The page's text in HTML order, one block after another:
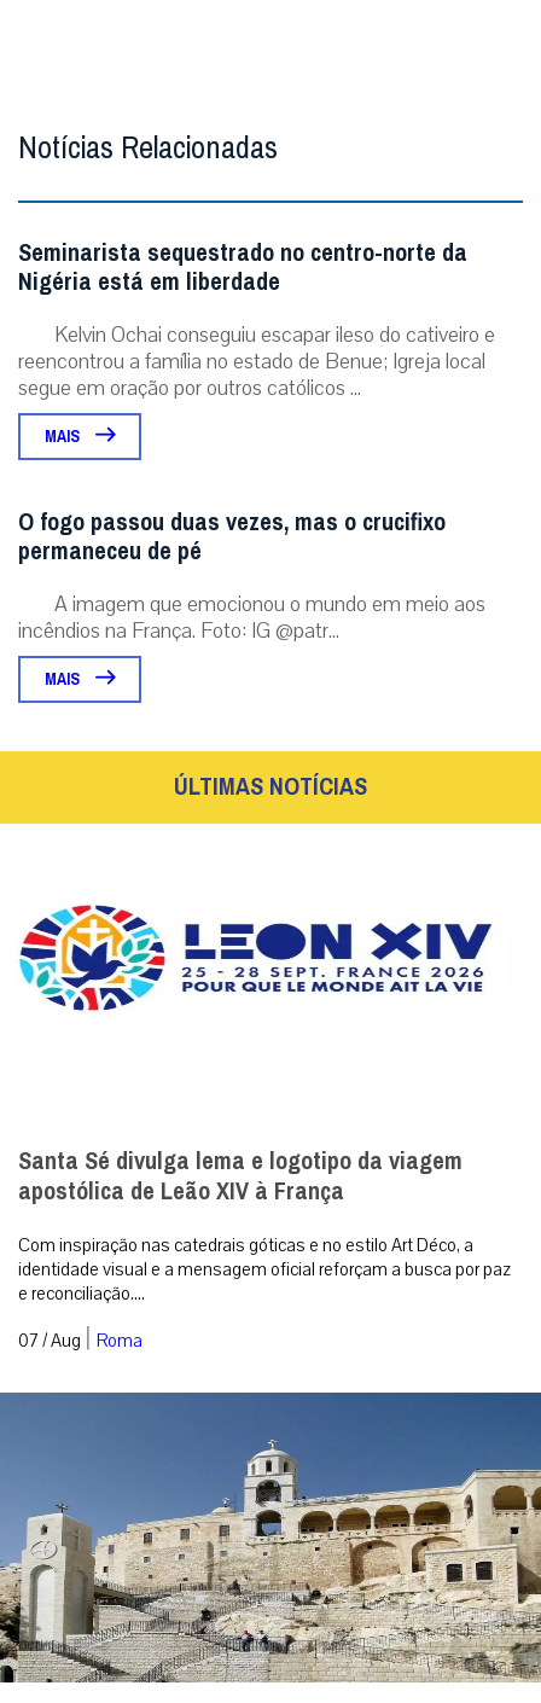
Notícias Relacionadas
Seminarista sequestrado no centro-norte da
Nigéria está em liberdade
Kelvin Ochai conseguiu escapar ileso do cativeiro e
reencontrou a família no estado de Benue; Igreja local
segue em oração por outros católicos ...
MAIS
O fogo passou duas vezes, mas o crucifixo
permaneceu de pé
A imagem que emocionou o mundo em meio aos
incêndios na França. Foto: IG @patr...
MAIS
ÚLTIMAS NOTÍCIAS
Santa Sé divulga lema e logotipo da viagem
apostólica de Leão XIV à França
Com inspiração nas catedrais góticas e no estilo Art Déco, a
identidade visual e a mensagem oficial reforçam a busca por paz
e reconciliação....
07 / Aug | Roma